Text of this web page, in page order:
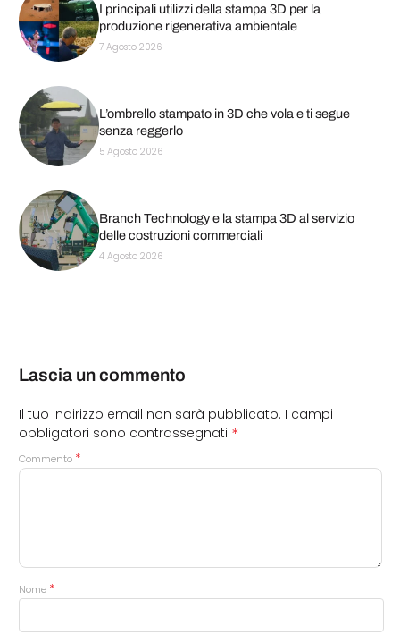
I principali utilizzi della stampa 3D per la
produzione rigenerativa ambientale
7 Agosto 2026
L’ombrello stampato in 3D che vola e ti segue
senza reggerlo
5 Agosto 2026
Branch Technology e la stampa 3D al servizio
delle costruzioni commerciali
4 Agosto 2026
Lascia un commento
Il tuo indirizzo email non sarà pubblicato. I campi
obbligatori sono contrassegnati *
Commento *
Nome *